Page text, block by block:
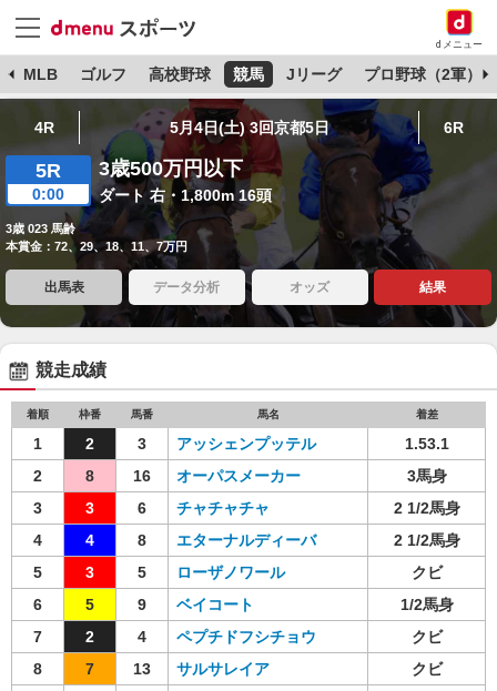
dメニュー
MLB ゴルフ 高校野球 競馬 Jリーグ プロ野球（2軍）
4R 5月4日(土) 3回京都5日 6R
5R
0:00
3歳500万円以下
ダート 右・1,800m 16頭
3歳 023 馬齢
本賞金：72、29、18、11、7万円
出馬表 データ分析 オッズ 結果
競走成績
着順 枠番 馬番 馬名 着差
1 2 3 アッシェンプッテル
1.53.1
2
8 16 オーパスメーカー
3馬身
3
3 6 チャチャチャ
2 1/2馬身
4
4 8 エターナルディーバ
2 1/2馬身
5
3 5 ローザノワール
クビ
6
5 9 ベイコート
1/2馬身
7
2 4 ペプチドフシチョウ
クビ
8
7 13 サルサレイア
クビ